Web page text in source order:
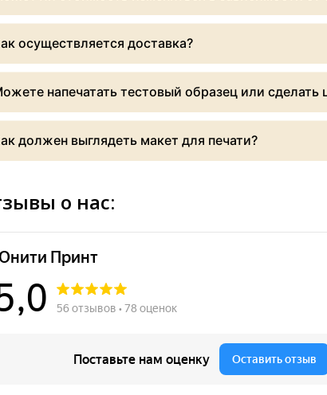
✉ sales@unityprint.ru 📞 +7 922 215 90 37
за срочность возможна при загрузке типографии.
осуществляется доставка?
можете забрать заказ самостоятельно. Доставка
СДЭК и пр.
напечатать тестовый образец или сделать
Вы можете приехать к нам и посмотреть на готовый
должен выглядеть макет для печати?
о нас: